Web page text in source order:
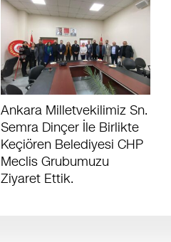
Ankara Milletvekilimiz Sn.
Semra Dinçer İle Birlikte
Keçiören Belediyesi CHP
Meclis Grubumuzu
Ziyaret Ettik.